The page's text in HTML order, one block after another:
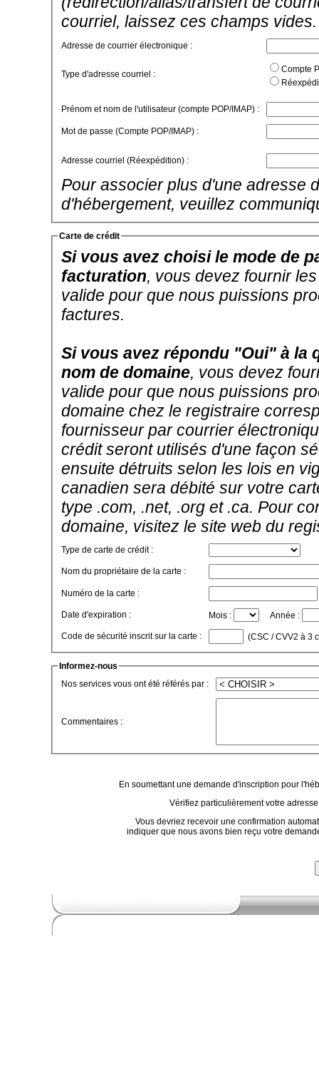
courriel, laissez ces champs vides.
Adresse de courrier électronique :
Type d'adresse courriel :
Compte
Prénom et nom de l'utilisateur (compte POP/IMAP) :
Mot de passe (Compte POP/IMAP) :
Adresse courriel (Réexpédition) :
Pour associer plus d'une adresse
d'hébergement, veuillez
Carte de crédit
Si vous avez choisi le mode de
facturation, vous devez fournir
valide pour que nous puissions
factures.
Si vous avez répondu "Oui" à
nom de domaine, vous devez
valide pour que nous puissions
domaine chez le registraire
fournisseur par courrier
crédit seront utilisés d'une façon
ensuite détruits selon les lois en
canadien sera débité sur votre
type .com, .net, .org et .ca. Pour
domaine, visitez le site web du
Type de carte de crédit :
Nom du propriétaire de la carte :
Numéro de la carte :
Date d'expiration : Mois : Année :
Code de sécurité inscrit sur la carte : (CSC / CVV2 à 3
Informez-nous
Nos services vous ont été référés par :
Commentaires :
En soumettant une demande d'inscription pour
Vérifiez particulièrement votre
Vous devriez recevoir une confirmation
indiquer que nous avons bien reçu votre